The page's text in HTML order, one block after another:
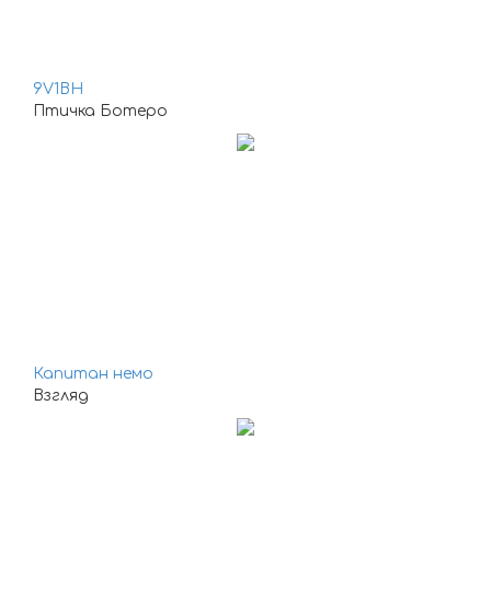
9V1BH
Птичка Ботеро
Капитан немо
Взгляд